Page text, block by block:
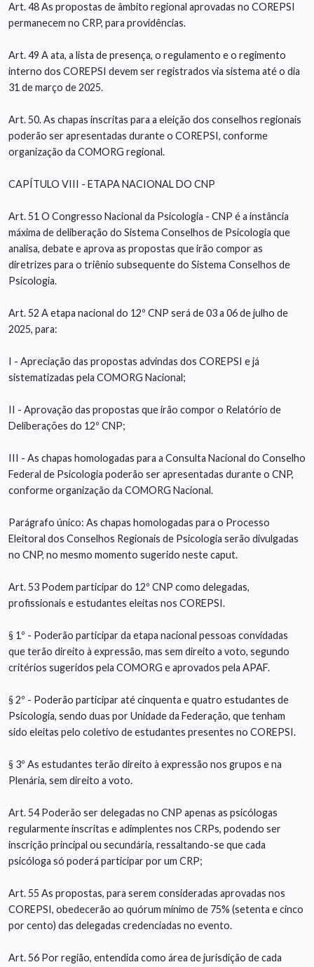
Art. 48 As propostas de âmbito regional aprovadas no COREPSI
permanecem no CRP, para providências.
Art. 49 A ata, a lista de presença, o regulamento e o regimento
interno dos COREPSI devem ser registrados via sistema até o dia
31 de março de 2025.
Art. 50. As chapas inscritas para a eleição dos conselhos regionais
poderão ser apresentadas durante o COREPSI, conforme
organização da COMORG regional.
CAPÍTULO VIII - ETAPA NACIONAL DO CNP
Art. 51 O Congresso Nacional da Psicologia - CNP é a instância
máxima de deliberação do Sistema Conselhos de Psicologia que
analisa, debate e aprova as propostas que irão compor as
diretrizes para o triênio subsequente do Sistema Conselhos de
Psicologia.
Art. 52 A etapa nacional do 12º CNP será de 03 a 06 de julho de
2025, para:
I - Apreciação das propostas advindas dos COREPSI e já
sistematizadas pela COMORG Nacional;
II - Aprovação das propostas que irão compor o Relatório de
Deliberações do 12º CNP;
III - As chapas homologadas para a Consulta Nacional do Conselho
Federal de Psicologia poderão ser apresentadas durante o CNP,
conforme organização da COMORG Nacional.
Parágrafo único: As chapas homologadas para o Processo
Eleitoral dos Conselhos Regionais de Psicologia serão divulgadas
no CNP, no mesmo momento sugerido neste caput.
Art. 53 Podem participar do 12º CNP como delegadas,
profissionais e estudantes eleitas nos COREPSI.
§ 1º - Poderão participar da etapa nacional pessoas convidadas
que terão direito à expressão, mas sem direito a voto, segundo
critérios sugeridos pela COMORG e aprovados pela APAF.
§ 2º - Poderão participar até cinquenta e quatro estudantes de
Psicologia, sendo duas por Unidade da Federação, que tenham
sido eleitas pelo coletivo de estudantes presentes no COREPSI.
§ 3º As estudantes terão direito à expressão nos grupos e na
Plenária, sem direito a voto.
Art. 54 Poderão ser delegadas no CNP apenas as psicólogas
regularmente inscritas e adimplentes nos CRPs, podendo ser
inscrição principal ou secundária, ressaltando-se que cada
psicóloga só poderá participar por um CRP;
Art. 55 As propostas, para serem consideradas aprovadas nos
COREPSI, obedecerão ao quórum mínimo de 75% (setenta e cinco
por cento) das delegadas credenciadas no evento.
Art. 56 Por região, entendida como área de jurisdição de cada